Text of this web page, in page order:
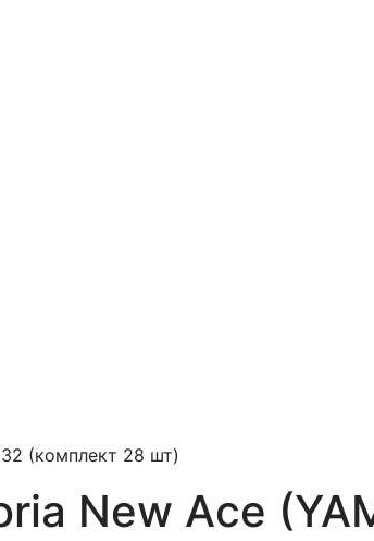
(комплект 28 шт)
New Ace